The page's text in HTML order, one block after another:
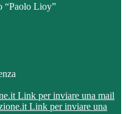
“Paolo Lioy”
Link per inviare una mail
Link per inviare una